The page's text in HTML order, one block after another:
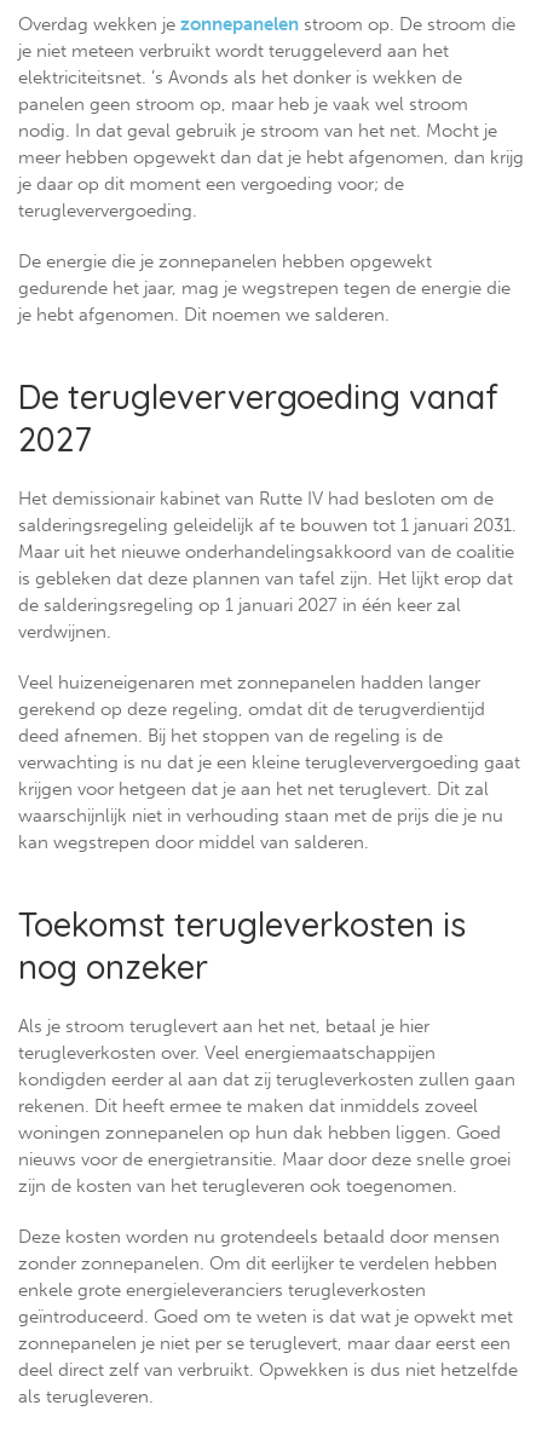
Overdag wekken je zonnepanelen stroom op. De stroom die
je niet meteen verbruikt wordt teruggeleverd aan het
elektriciteitsnet. ’s Avonds als het donker is wekken de
panelen geen stroom op, maar heb je vaak wel stroom
nodig. In dat geval gebruik je stroom van het net. Mocht je
meer hebben opgewekt dan dat je hebt afgenomen, dan krijg
je daar op dit moment een vergoeding voor; de
terugleververgoeding.
De energie die je zonnepanelen hebben opgewekt
gedurende het jaar, mag je wegstrepen tegen de energie die
je hebt afgenomen. Dit noemen we salderen.
De terugleververgoeding vanaf
2027
Het demissionair kabinet van Rutte IV had besloten om de
salderingsregeling geleidelijk af te bouwen tot 1 januari 2031.
Maar uit het nieuwe onderhandelingsakkoord van de coalitie
is gebleken dat deze plannen van tafel zijn. Het lijkt erop dat
de salderingsregeling op 1 januari 2027 in één keer zal
verdwijnen.
Veel huizeneigenaren met zonnepanelen hadden langer
gerekend op deze regeling, omdat dit de terugverdientijd
deed afnemen. Bij het stoppen van de regeling is de
verwachting is nu dat je een kleine terugleververgoeding gaat
krijgen voor hetgeen dat je aan het net teruglevert. Dit zal
waarschijnlijk niet in verhouding staan met de prijs die je nu
kan wegstrepen door middel van salderen.
Toekomst terugleverkosten is
nog onzeker
Als je stroom teruglevert aan het net, betaal je hier
terugleverkosten over. Veel energiemaatschappijen
kondigden eerder al aan dat zij terugleverkosten zullen gaan
rekenen. Dit heeft ermee te maken dat inmiddels zoveel
woningen zonnepanelen op hun dak hebben liggen. Goed
nieuws voor de energietransitie. Maar door deze snelle groei
zijn de kosten van het terugleveren ook toegenomen.
Deze kosten worden nu grotendeels betaald door mensen
zonder zonnepanelen. Om dit eerlijker te verdelen hebben
enkele grote energieleveranciers terugleverkosten
geïntroduceerd. Goed om te weten is dat wat je opwekt met
zonnepanelen je niet per se teruglevert, maar daar eerst een
deel direct zelf van verbruikt. Opwekken is dus niet hetzelfde
als terugleveren.